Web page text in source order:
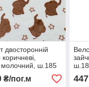
двосторонній
молочний, ш.185
₴/пог.м